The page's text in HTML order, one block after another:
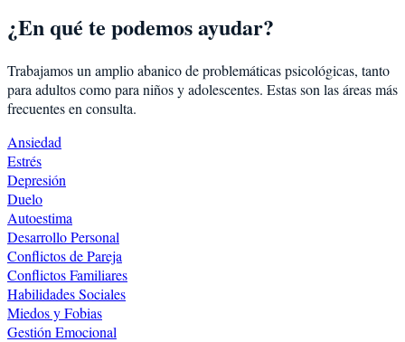
¿En qué te podemos ayudar?
Trabajamos un amplio abanico de problemáticas psicológicas, tanto
para adultos como para niños y adolescentes. Estas son las áreas más
frecuentes en consulta.
Ansiedad
Estrés
Depresión
Duelo
Autoestima
Desarrollo Personal
Conflictos de Pareja
Conflictos Familiares
Habilidades Sociales
Miedos y Fobias
Gestión Emocional